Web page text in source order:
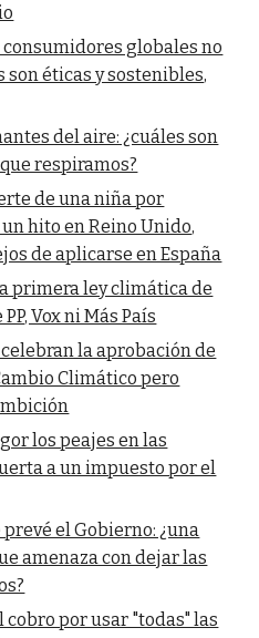
globales no
éticas y sostenibles,
del aire: ¿cuáles son
respiramos?
de una niña por
hito en Reino Unido,
de aplicarse en España
primera ley climática de
Vox ni Más País
la aprobación de
Climático pero
los peajes en las
a un impuesto por el
el Gobierno: ¿una
amenaza con dejar las
cobro por usar "todas" las